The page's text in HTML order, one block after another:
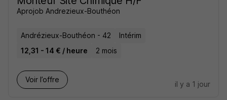
Aprojob Andrezieux-Bouthéon
Andrézieux-Bouthéon - 42
Intérim
12,31 - 14 € / heure
2 mois
Voir l’offre
il y a 1 jour